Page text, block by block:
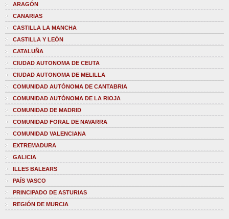
ARAGÓN
CANARIAS
CASTILLA LA MANCHA
CASTILLA Y LEÓN
CATALUÑA
CIUDAD AUTONOMA DE CEUTA
CIUDAD AUTONOMA DE MELILLA
COMUNIDAD AUTÓNOMA DE CANTABRIA
COMUNIDAD AUTÓNOMA DE LA RIOJA
COMUNIDAD DE MADRID
COMUNIDAD FORAL DE NAVARRA
COMUNIDAD VALENCIANA
EXTREMADURA
GALICIA
ILLES BALEARS
PAÍS VASCO
PRINCIPADO DE ASTURIAS
REGIÓN DE MURCIA